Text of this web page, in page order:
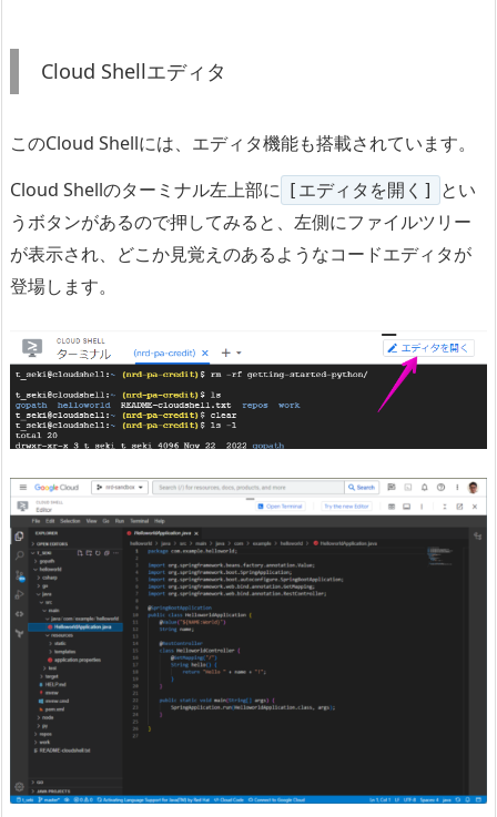
Cloud Shellエディタ
このCloud Shellには、エディタ機能も搭載されています。
Cloud Shellのターミナル左上部に [エディタを開く]
とい
うボタンがあるので押してみると、左側にファイルツリー
が表示され、どこか見覚えのあるようなコードエディタが
登場します。